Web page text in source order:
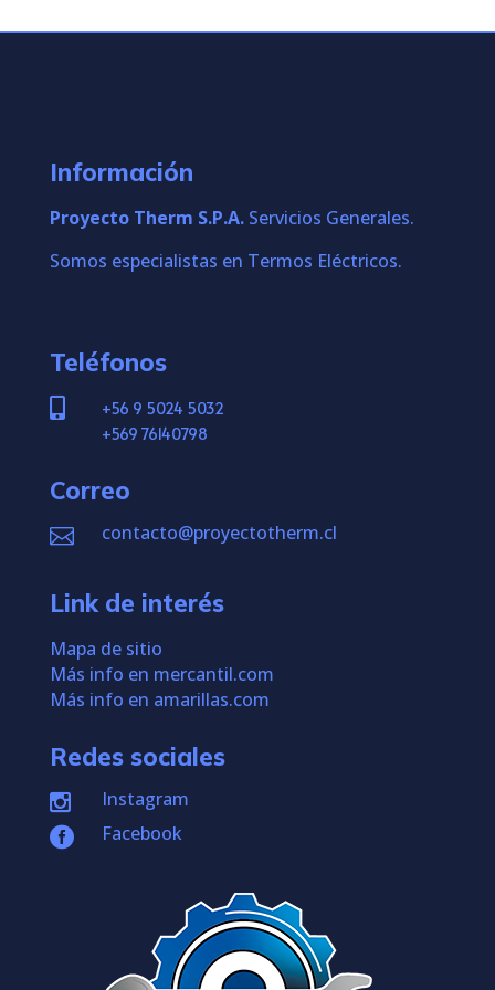
$84.192
Información
Proyecto Therm S.P.A.Servicios Generales.
Somos especialistas en Termos Eléctricos.
Teléfonos

+56 9 5024 5032
+569 76140798
Correo
 contacto@proyectotherm.cl
Link de interés
Mapa de sitio
Más info en mercantil.com
Más info en amarillas.com
Redes sociales

Instagram

Facebook